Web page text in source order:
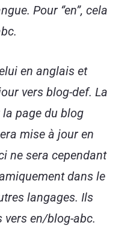
Pour ‘’en’’, cela
en anglais et
vers blog-def. La
page du blog
mise à jour en
ne sera cependant
dans le
langages. Ils
en/blog-abc.